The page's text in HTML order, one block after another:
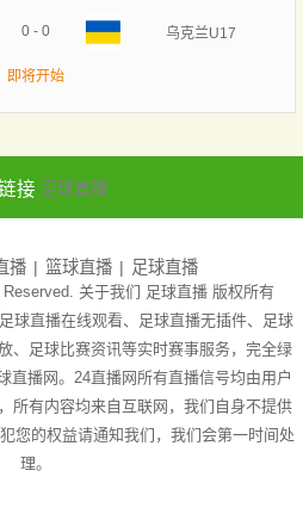
0 - 0 乌克兰U17
即将开始
接 足球直播
播 篮球直播 足球直播
关于我们 足球直播版权所有
球直播在线观看、足球直播无插件、足球
、足球比赛资讯等实时赛事服务，完全绿
直播网。24直播网所有直播信号均由用户
所有内容均来自互联网，我们自身不提供
您的权益请通知我们，我们会第一时间处
理。